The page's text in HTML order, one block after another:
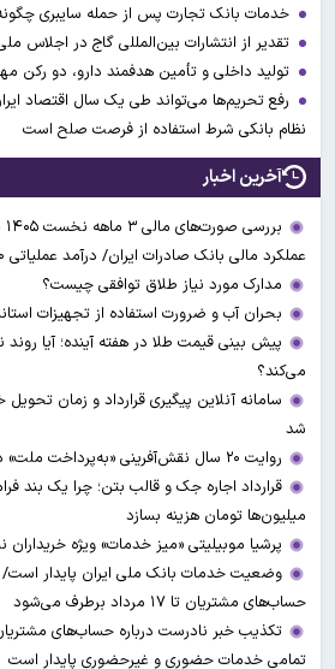
خدمات بانک تجارت پس از حمله سایبری
تقدیر از انتشارات بین‌المللی گاج در اجلاس
تولید داخلی و تأمین هدفمند دارو، دو رکن
رفع تحریم‌ها می‌تواند طی یک سال اقتصاد
نظام بانکی شرط استفاده از فرصت صلح است
آخرین اخبار
عملکرد مالی بانک صادرات ایران/ درآمد عملیاتی ۸۰ درصد رشد کرد
مدارک مورد نیاز طلاق توافقی چیست؟
بحران آب و ضرورت استفاده از تجهیزات
پیش بینی قیمت طلا در هفته آینده؛ آیا روند
می‌کند؟
سامانه آنلاین پیگیری قرارداد‌ و زمان
شد
روایت ۲۰ سال نقش‌آفرینی «به‌پرداخت ملت» در اقتصاد دیجیتال ایران
قرارداد اجاره جک و قالب بتن؛ چرا یک بند
میلیون‌ها تومان هزینه بسازد
پرشیا موبیلیتی «میز خدمات» ویژه خریداران
وضعیت خدمات بانک ملی ایران پایدار است/
حساب‌های مشتریان تا ۱۷ مرداد برطرف می‌شود
تکذیب خبر نادرست درباره حساب‌های
تمامی خدمات حضوری و غیرحضوری پایدار است